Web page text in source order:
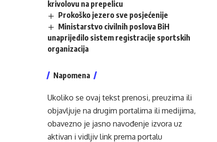
krivolovu na prepelicu
Prokoško jezero sve posjećenije
Ministarstvo civilnih poslova BiH
unaprijedilo sistem registracije sportskih
organizacija
Napomena
Ukoliko se ovaj tekst prenosi, preuzima ili
objavljuje na drugim portalima ili medijima,
obavezno je jasno navođenje izvora uz
aktivan i vidljiv link prema portalu